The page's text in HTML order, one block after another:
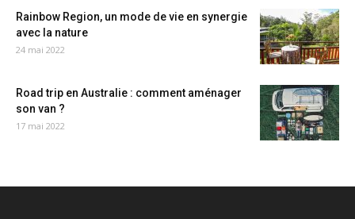
Rainbow Region, un mode de vie en synergie
avec la nature
24 mai 2022
Road trip en Australie : comment aménager
son van ?
17 mai 2022